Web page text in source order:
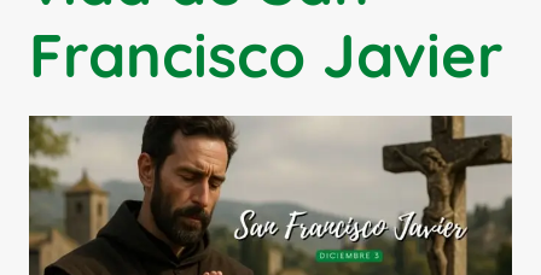
Francisco Javier